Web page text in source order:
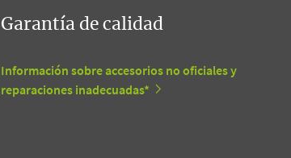
Garantía de calidad
Información sobre accesorios no oficiales y
reparaciones inadecuadas*